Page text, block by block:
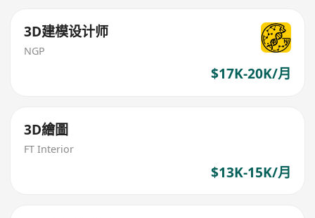
3D建模设计师
NGP
$17K-20K/月
3D繪圖
FT Interior
$13K-15K/月